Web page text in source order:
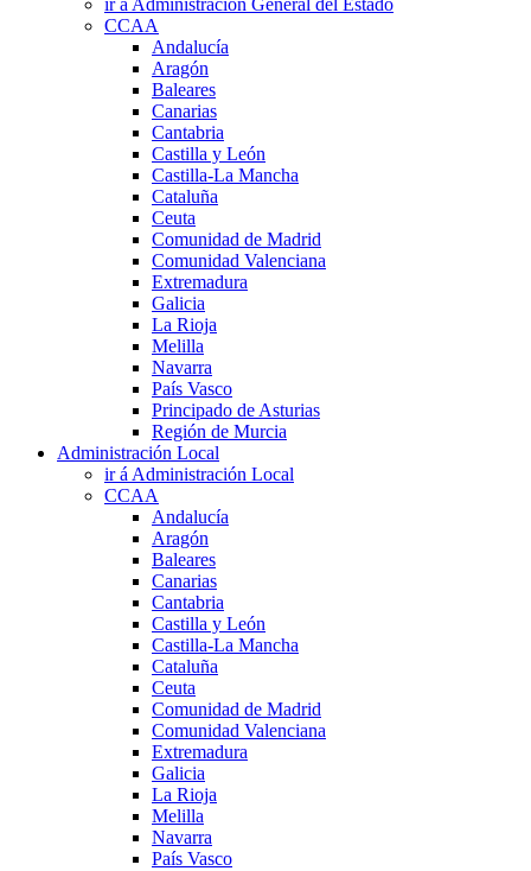
CCAA
Andalucía
Aragón
Baleares
Canarias
Cantabria
Castilla y León
Castilla-La Mancha
Cataluña
Ceuta
Comunidad de Madrid
Comunidad Valenciana
Extremadura
Galicia
La Rioja
Melilla
Navarra
País Vasco
Principado de Asturias
Región de Murcia
Administración Local
ir á Administración Local
CCAA
Andalucía
Aragón
Baleares
Canarias
Cantabria
Castilla y León
Castilla-La Mancha
Cataluña
Ceuta
Comunidad de Madrid
Comunidad Valenciana
Extremadura
Galicia
La Rioja
Melilla
Navarra
País Vasco